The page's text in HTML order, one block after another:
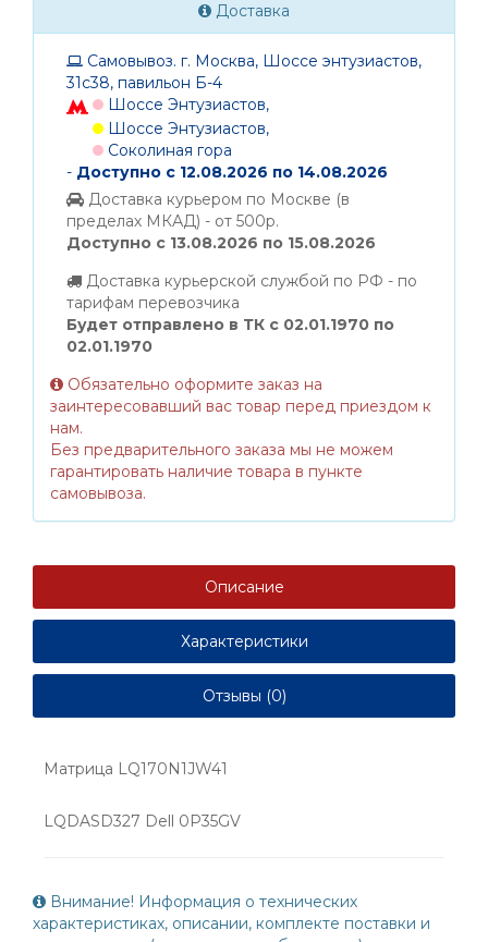
Доставка
Самовывоз. г. Москва, Шоссе энтузиастов,
31с38, павильон Б-4
Шоссе Энтузиастов,
Шоссе Энтузиастов,
Соколиная гора
- Доступно с 12.08.2026 по 14.08.2026
Доставка курьером по Москве (в
пределах МКАД) - от 500р.
Доступно с 13.08.2026 по 15.08.2026
Доставка курьерской службой по РФ - по
тарифам перевозчика
Будет отправлено в ТК с 02.01.1970 по
02.01.1970
Обязательно оформите заказ на
заинтересовавший вас товар перед приездом к
нам.
Без предварительного заказа мы не можем
гарантировать наличие товара в пункте
самовывоза.
Описание
Характеристики
Отзывы (0)
Матрица LQ170N1JW41
LQDASD327 Dell 0P35GV
Внимание! Информация о технических
характеристиках, описании, комплекте поставки и